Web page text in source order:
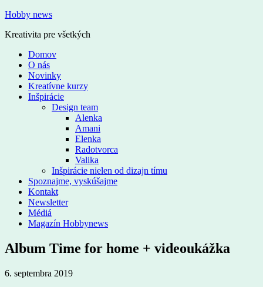
Hobby news
Kreativita pre všetkých
Domov
O nás
Novinky
Kreatívne kurzy
Inšpirácie
Design team
Alenka
Amani
Elenka
Radotvorca
Valika
Inšpirácie nielen od dizajn tímu
Spoznajme, vyskúšajme
Kontakt
Newsletter
Médiá
Magazín Hobbynews
Album Time for home + videoukážka
6. septembra 2019